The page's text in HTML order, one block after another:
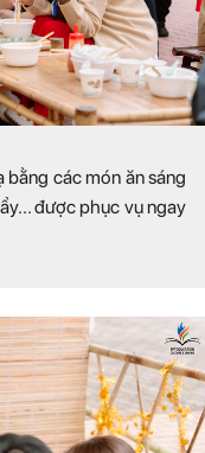
các món ăn sáng
được phục vụ ngay